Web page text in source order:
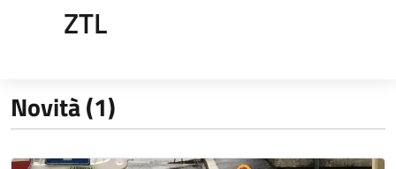
ZTL
Novità (1)